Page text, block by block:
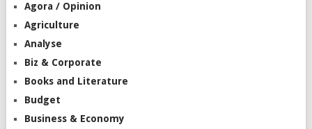
Agora / Opinion
Agriculture
Analyse
Biz & Corporate
Books and Literature
Budget
Business & Economy